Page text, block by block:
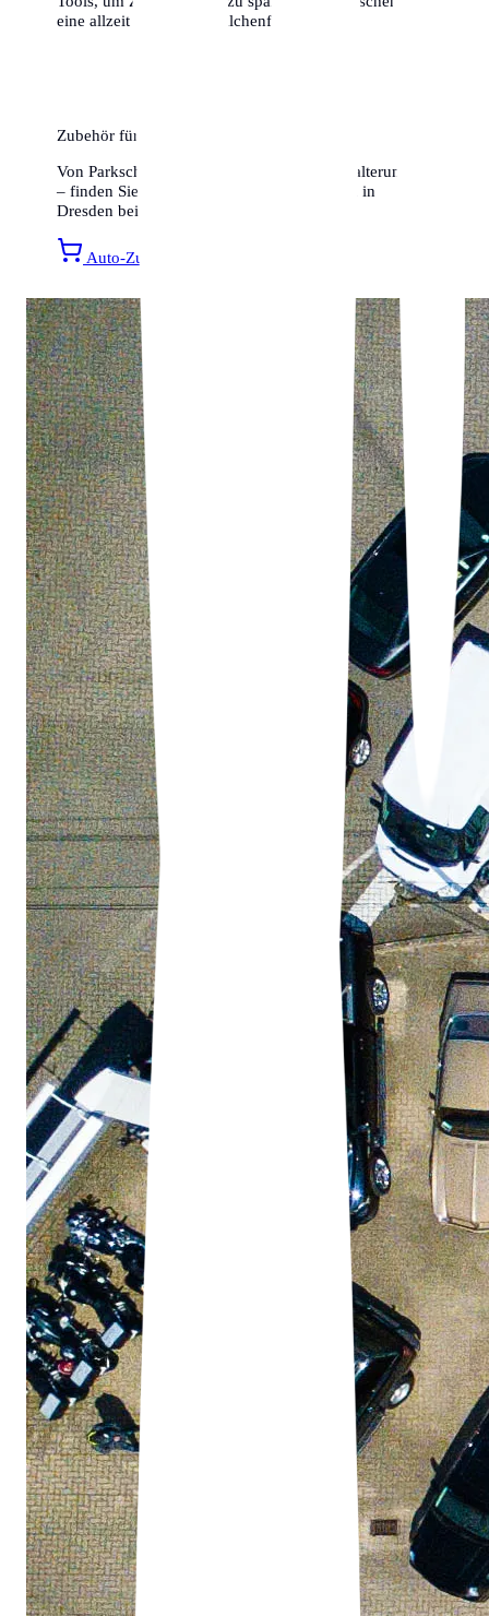
eine allzeit gute und knöllchenfreie Fahrt!
Zubehör für Ihr Auto
Von Parkscheiben bis hin zu Smartphone-Halterungen
– finden Sie alles für ein entspanntes Fahren in
Dresden bei Amazon.
Auto-Zubehör entdecken »